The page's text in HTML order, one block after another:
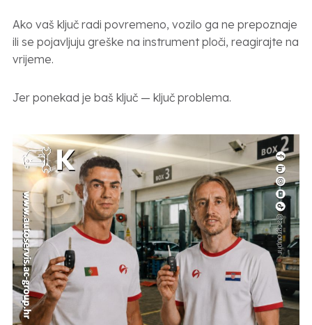
Ako vaš ključ radi povremeno, vozilo ga ne prepoznaje
ili se pojavljuju greške na instrument ploči, reagirajte na
vrijeme.
Jer ponekad je baš ključ — ključ problema.